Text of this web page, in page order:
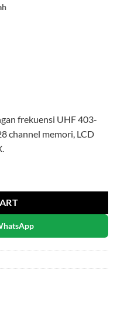
frekuensi UHF 403-
channel memori, LCD